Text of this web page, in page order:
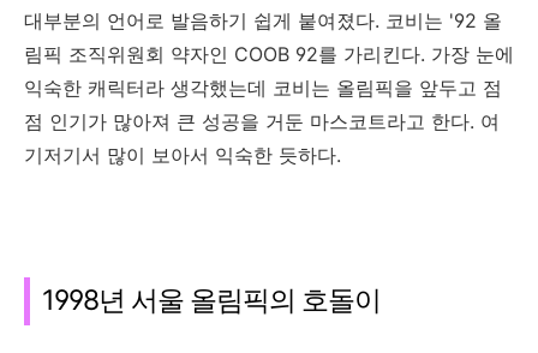
대부분의 언어로 발음하기 쉽게 붙여졌다. 코비는 '92 올
림픽 조직위원회 약자인 COOB 92를 가리킨다. 가장 눈에
익숙한 캐릭터라 생각했는데 코비는 올림픽을 앞두고 점
점 인기가 많아져 큰 성공을 거둔 마스코트라고 한다. 여
기저기서 많이 보아서 익숙한 듯하다.
1998년 서울 올림픽의 호돌이